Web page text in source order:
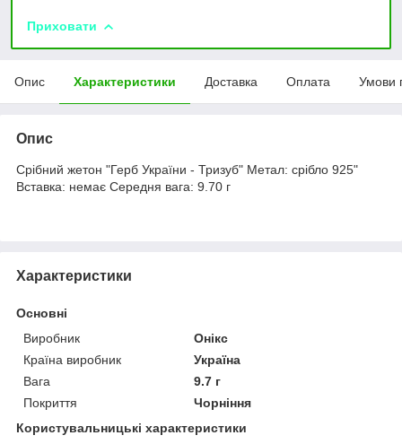
Приховати
Опис Характеристики Доставка Оплата Умови
Опис
Срібний жетон "Герб України - Тризуб" Метал: срібло 925"
Вставка: немає Середня вага: 9.70 г
Характеристики
Основні
Виробник
Онікс
Країна виробник
Україна
Вага
9.7 г
Покриття
Чорніння
Користувальницькі характеристики